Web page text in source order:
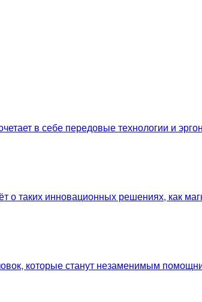
в себе передовые технологии и
о таких инновационных решениях, как
которые станут незаменимым